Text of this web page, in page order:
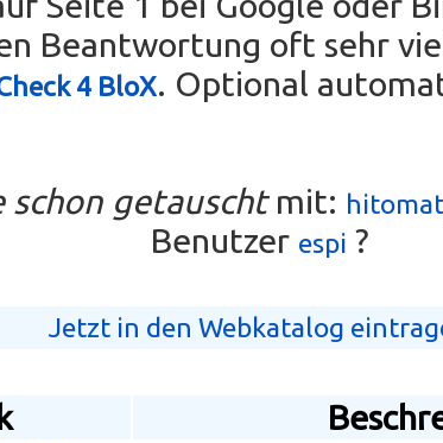
Beantwortung oft sehr
4 BloX. Optional
schon getauschtmit: hitomat
Benutzer espi ?
Jetzt in den Webkatalog